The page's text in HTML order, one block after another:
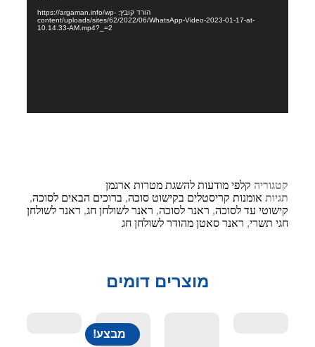
הורד קובץ: https://argaman.info/wp-
content/uploads/sites/62/2022/06/WhatsApp-Video-2023-01-17-at-
10.14.33-AM.mp4?_=2
קטגוריה קלפי מודעות להשגת מטרות ארגמן
תגיות אומנות קריסטלים בקישוט סוכה, ברוכים הבאים לסוכה,
קישוטי עד לסוכה, ראנר לסוכה, ראנר לשולחן חג, ראנר לשולחן
חגי תשרי, ראנר סאטן מהודר לשולחן חג
מוצרים דומים
מבצע!